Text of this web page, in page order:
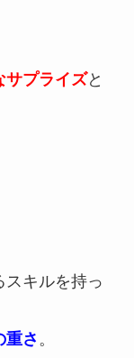
サプライズと
スキルを持っ
重さ 。